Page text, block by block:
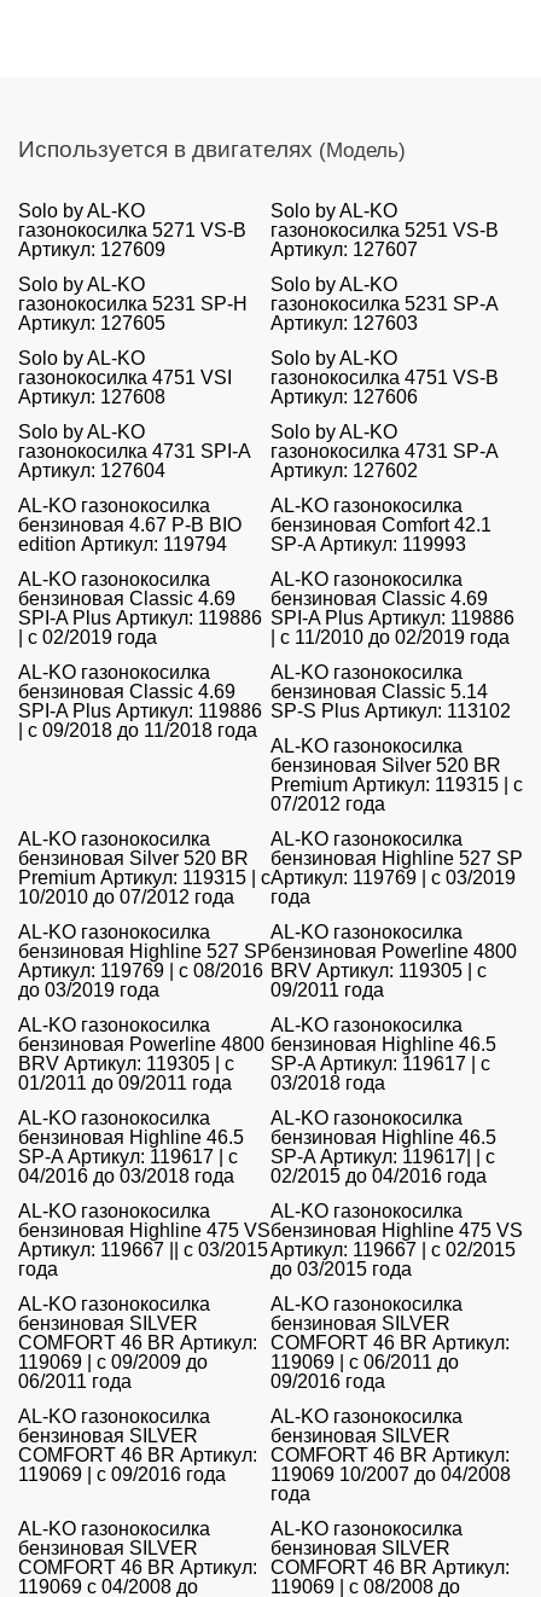
Используется в двигателях (Модель)
Solo by AL-KO
газонокосилка 5271 VS-B
Артикул: 127609
Solo by AL-KO
газонокосилка 5251 VS-B
Артикул: 127607
Solo by AL-KO
газонокосилка 5231 SP-H
Артикул: 127605
Solo by AL-KO
газонокосилка 5231 SP-A
Артикул: 127603
Solo by AL-KO
газонокосилка 4751 VSI
Артикул: 127608
Solo by AL-KO
газонокосилка 4751 VS-B
Артикул: 127606
Solo by AL-KO
газонокосилка 4731 SPI-A
Артикул: 127604
Solo by AL-KO
газонокосилка 4731 SP-A
Артикул: 127602
AL-KO газонокосилка
бензиновая 4.67 P-B BIO
edition Артикул: 119794
AL-KO газонокосилка
бензиновая Comfort 42.1
SP-A Артикул: 119993
AL-KO газонокосилка
бензиновая Classic 4.69
SPI-A Plus Артикул: 119886
| с 02/2019 года
AL-KO газонокосилка
бензиновая Classic 4.69
SPI-A Plus Артикул: 119886
| с 11/2010 до 02/2019 года
AL-KO газонокосилка
бензиновая Classic 4.69
SPI-A Plus Артикул: 119886
| с 09/2018 до 11/2018 года
AL-KO газонокосилка
бензиновая Classic 5.14
SP-S Plus Артикул: 113102
AL-KO газонокосилка
бензиновая Silver 520 BR
Premium Артикул: 119315 | с
07/2012 года
AL-KO газонокосилка
бензиновая Silver 520 BR
Premium Артикул: 119315 | с
10/2010 до 07/2012 года
AL-KO газонокосилка
бензиновая Highline 527 SP
Артикул: 119769 | с 03/2019
года
AL-KO газонокосилка
бензиновая Highline 527 SP
Артикул: 119769 | с 08/2016
до 03/2019 года
AL-KO газонокосилка
бензиновая Powerline 4800
BRV Артикул: 119305 | с
09/2011 года
AL-KO газонокосилка
бензиновая Powerline 4800
BRV Артикул: 119305 | с
01/2011 до 09/2011 года
AL-KO газонокосилка
бензиновая Highline 46.5
SP-A Артикул: 119617 | с
03/2018 года
AL-KO газонокосилка
бензиновая Highline 46.5
SP-A Артикул: 119617 | с
04/2016 до 03/2018 года
AL-KO газонокосилка
бензиновая Highline 46.5
SP-A Артикул: 119617| | с
02/2015 до 04/2016 года
AL-KO газонокосилка
бензиновая Highline 475 VS
Артикул: 119667 || с 03/2015
года
AL-KO газонокосилка
бензиновая Highline 475 VS
Артикул: 119667 | с 02/2015
до 03/2015 года
AL-KO газонокосилка
бензиновая SILVER
COMFORT 46 BR Артикул:
119069 | с 09/2009 до
06/2011 года
AL-KO газонокосилка
бензиновая SILVER
COMFORT 46 BR Артикул:
119069 | с 06/2011 до
09/2016 года
AL-KO газонокосилка
бензиновая SILVER
COMFORT 46 BR Артикул:
119069 | с 09/2016 года
AL-KO газонокосилка
бензиновая SILVER
COMFORT 46 BR Артикул:
119069 10/2007 до 04/2008
года
AL-KO газонокосилка
бензиновая SILVER
COMFORT 46 BR Артикул:
119069 с 04/2008 до
AL-KO газонокосилка
бензиновая SILVER
COMFORT 46 BR Артикул:
119069 | с 08/2008 до